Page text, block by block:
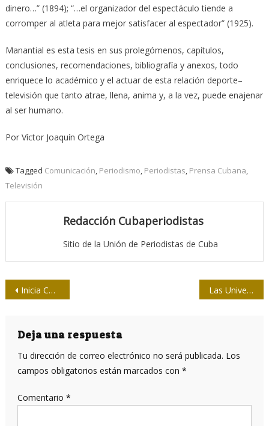
dinero…” (1894); “…el organizador del espectáculo tiende a
corromper al atleta para mejor satisfacer al espectador” (1925).
Manantial es esta tesis en sus prolegómenos, capítulos,
conclusiones, recomendaciones, bibliografía y anexos, todo
enriquece lo académico y el actuar de esta relación deporte–
televisión que tanto atrae, llena, anima y, a la vez, puede enajenar
al ser humano.
Por Víctor Joaquín Ortega
Tagged Comunicación, Periodismo, Periodistas, Prensa Cubana,
Televisión
Redacción Cubaperiodistas
Sitio de la Unión de Periodistas de Cuba
Navegación
entradas
Inicia Copa de béisbol Eddy Martín in Memoriam Las Universidades conectadas con el ámbito comunicacional
Deja una respuesta
Tu dirección de correo electrónico no será publicada. Los
campos obligatorios están marcados con *
Comentario *